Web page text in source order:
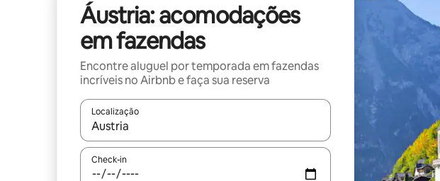
Áustria: acomodações
em fazendas
Encontre aluguel por temporada em fazendas
incríveis no Airbnb e faça sua reserva
Localização
Quando os resultados estiverem disponíveis, explore-os usando as seta
Check-in